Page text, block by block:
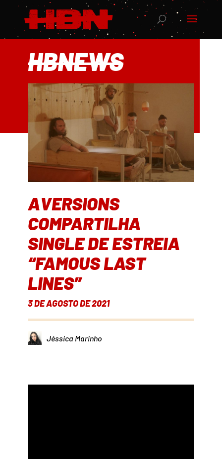
HBNEWS
AVERSIONS
COMPARTILHA
SINGLE DE ESTREIA
“FAMOUS LAST
LINES”
3 DE AGOSTO DE 2021
Jéssica Marinho